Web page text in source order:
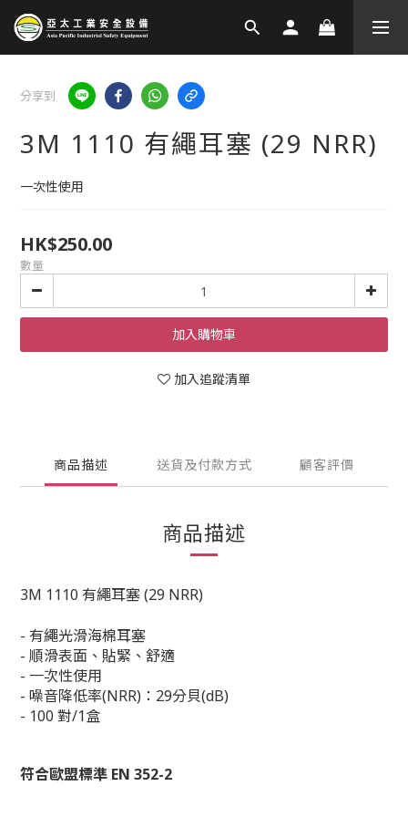
分享到
3M 1110 有繩耳塞 (29 NRR)
一次性使用
HK$250.00
數量
加入購物車
加入追蹤清單
商品描述 送貨及付款方式 顧客評價
商品描述
3M 1110 有繩耳塞 (29 NRR)
- 有繩光滑海棉耳塞
- 順滑表面、貼緊、舒適
- 一次性使用
- 噪音降低率(NRR)：29分貝(dB)
- 100 對/1盒
符合歐盟標準 EN 352-2